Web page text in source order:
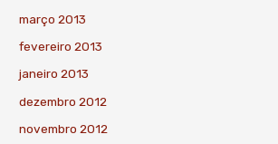
março 2013
fevereiro 2013
janeiro 2013
dezembro 2012
novembro 2012